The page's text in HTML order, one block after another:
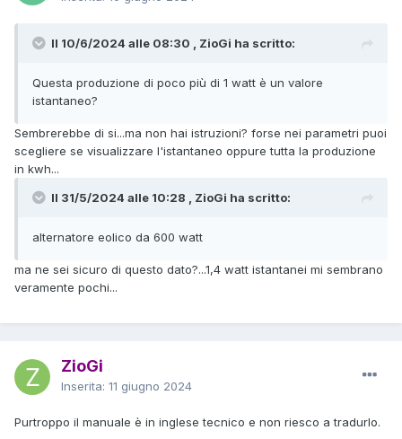
Il 10/6/2024 alle 08:30 , ZioGi ha scritto:
Questa produzione di poco più di 1 watt è un valore
istantaneo?
Sembrerebbe di si...ma non hai istruzioni? forse nei parametri puoi
scegliere se visualizzare l'istantaneo oppure tutta la produzione
in kwh...
Il 31/5/2024 alle 10:28 , ZioGi ha scritto:
alternatore eolico da 600 watt
ma ne sei sicuro di questo dato?...1,4 watt istantanei mi sembrano
veramente pochi...
ZioGi
Inserita: 11 giugno 2024
Purtroppo il manuale è in inglese tecnico e non riesco a tradurlo.